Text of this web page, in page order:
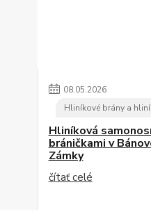
08.05.2026
Hliníkové brány a
Hliníková
bráničkami v
Zámky
čítať celé